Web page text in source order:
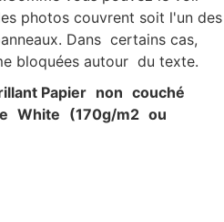
photos couvrent soit l'un des
Dans certains cas,
bloquées autour du texte.
t Papier non couché
e White (170g/m2 ou